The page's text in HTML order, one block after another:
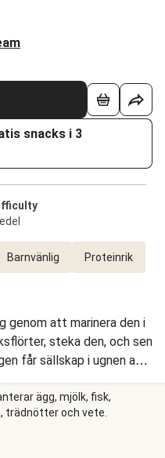
snacks i 3
Barnvänlig Proteinrik
genom att marinera den i
steka den, och sen
får sällskap i ugnen av
Vi serverar härligheterna
salladsmix och
bearnaisesås.
ägg, mjölk, fisk,
trädnötter och vete.